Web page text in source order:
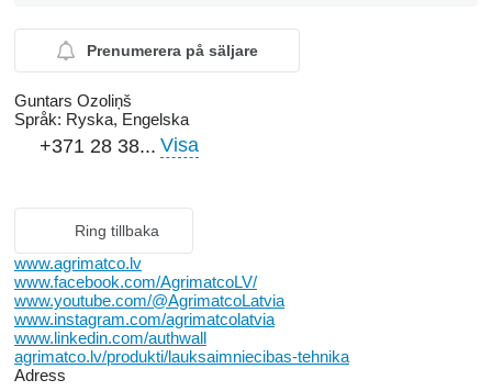
Prenumerera på säljare
Guntars Ozoliņš
Språk: Ryska, Engelska
+371 28 38... Visa
Ring tillbaka
www.agrimatco.lv
www.facebook.com/AgrimatcoLV/
www.youtube.com/@AgrimatcoLatvia
www.instagram.com/agrimatcolatvia
www.linkedin.com/authwall
agrimatco.lv/produkti/lauksaimniecibas-tehnika
Adress